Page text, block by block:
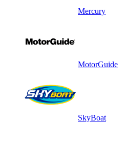
Mercury
MotorGuide
SkyBoat